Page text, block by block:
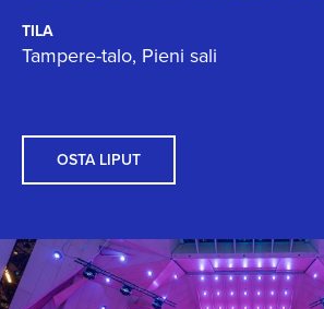
TILA
Tampere-talo, Pieni sali
OSTA LIPUT